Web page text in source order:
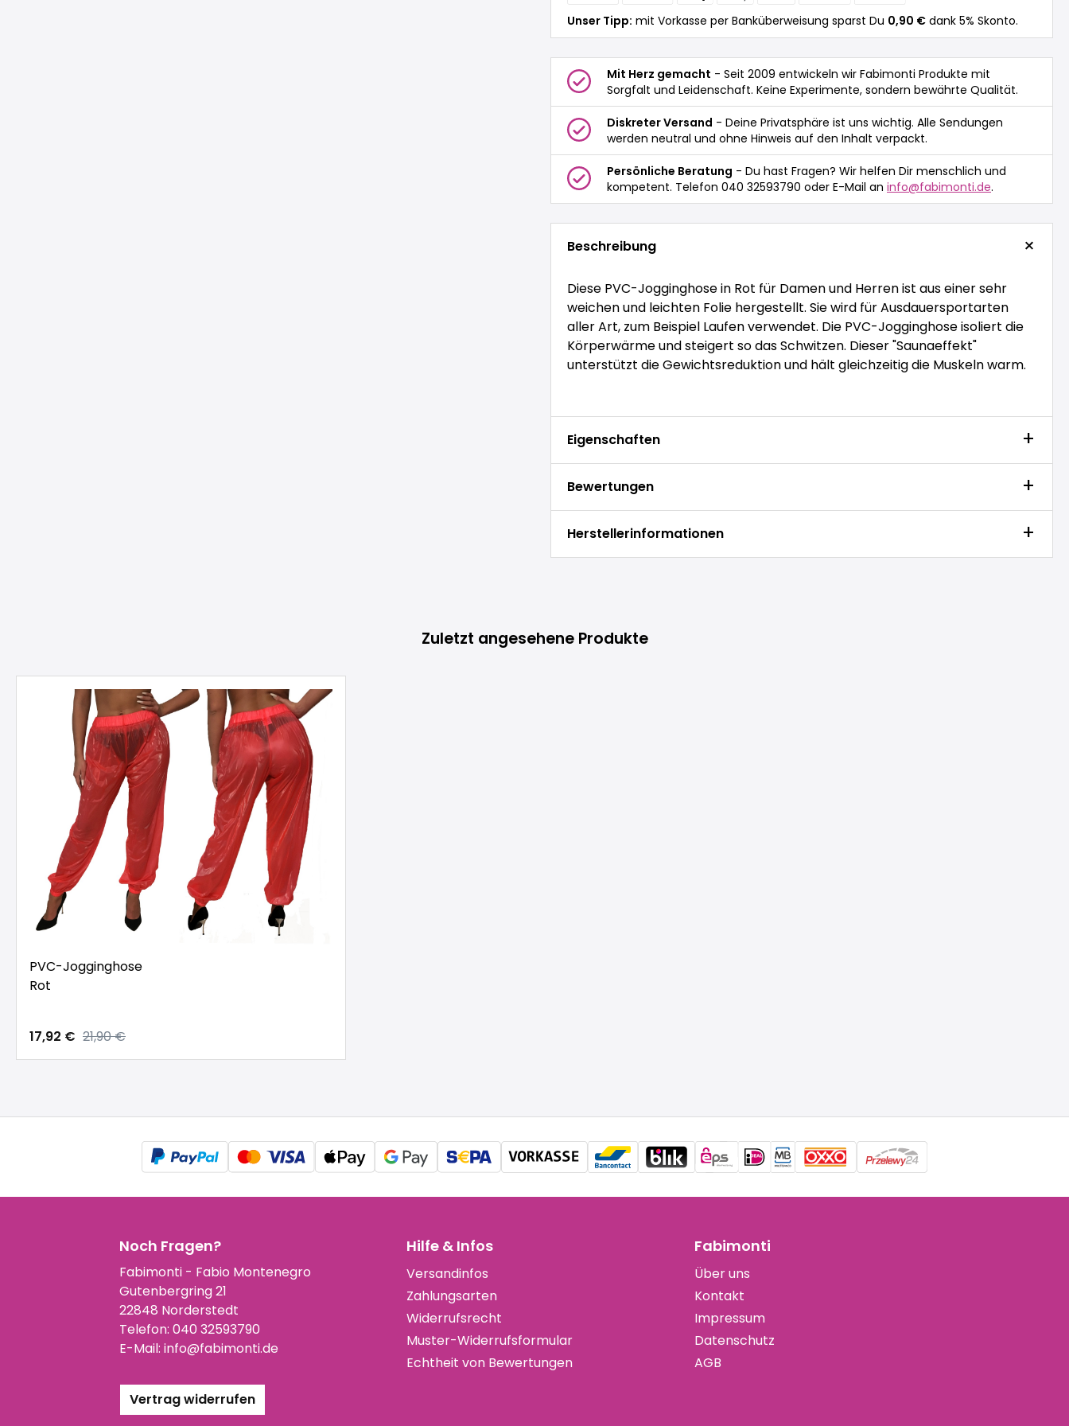
Unser Tipp: mit Vorkasse per Banküberweisung sparst Du 0,90 € dank 5% Skonto.
Mit Herz gemacht - Seit 2009 entwickeln wir Fabimonti Produkte mit
Sorgfalt und Leidenschaft. Keine Experimente, sondern bewährte Qualität.
Diskreter Versand - Deine Privatsphäre ist uns wichtig. Alle Sendungen
werden neutral und ohne Hinweis auf den Inhalt verpackt.
Persönliche Beratung - Du hast Fragen? Wir helfen Dir menschlich und
kompetent. Telefon 040 32593790 oder E-Mail an info@fabimonti.de.
Beschreibung
Diese PVC-Jogginghose in Rot für Damen und Herren ist aus einer sehr
weichen und leichten Folie hergestellt. Sie wird für Ausdauersportarten
aller Art, zum Beispiel Laufen verwendet. Die PVC-Jogginghose isoliert die
Körperwärme und steigert so das Schwitzen. Dieser "Saunaeffekt"
unterstützt die Gewichtsreduktion und hält gleichzeitig die Muskeln warm.
Eigenschaften
Bewertungen
Herstellerinformationen
Zuletzt angesehene Produkte
PVC-Jogginghose
Rot
17,92 € 21,90 €
Noch Fragen?
Fabimonti - Fabio Montenegro
Gutenbergring 21
22848 Norderstedt
Telefon:040 32593790
E-Mail:info@fabimonti.de
Vertrag widerrufen
Hilfe & Infos
Versandinfos
Zahlungsarten
Widerrufsrecht
Muster-Widerrufsformular
Echtheit von Bewertungen
Fabimonti
Über uns
Kontakt
Impressum
Datenschutz
AGB